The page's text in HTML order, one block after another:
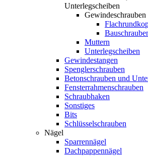
Unterlegscheiben
Gewindeschrauben
Muttern
Unterlegscheiben
Gewindestangen
Spenglerschrauben
Betonschrauben und
Fensterrahmenschrauben
Schraubhaken
Sonstiges
Bits
Schlüsselschrauben
Nägel
Sparrennägel
Dachpappennägel